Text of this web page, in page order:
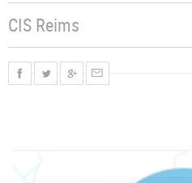
CIS Reims